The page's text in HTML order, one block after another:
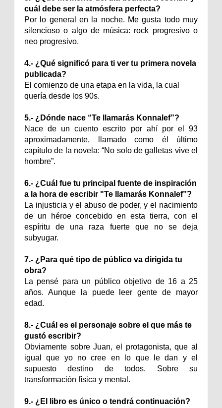
cuál debe ser la atmósfera perfecta?
Por lo general en la noche. Me gusta todo muy
silencioso o algo de música: rock progresivo o
neo progresivo.
4.- ¿Qué significó para ti ver tu primera novela
publicada?
El comienzo de una etapa en la vida, la cual
quería desde los 90s.
5.- ¿Dónde nace “Te llamarás Konnalef”?
Nace de un cuento escrito por ahí por el 93
aproximadamente, llamado como él último
capítulo de la novela: “No solo de galletas vive el
hombre”.
6.- ¿Cuál fue tu principal fuente de inspiración
a la hora de escribir "Te llamarás Konnalef”?
La injusticia y el abuso de poder, y el nacimiento
de un héroe concebido en esta tierra, con el
espíritu de una raza fuerte que no se deja
subyugar.
7.- ¿Para qué tipo de público va dirigida tu
obra?
La pensé para un público objetivo de 16 a 25
años. Aunque la puede leer gente de mayor
edad.
8.- ¿Cuál es el personaje sobre el que más te
gustó escribir?
Obviamente sobre Juan, el protagonista, que al
igual que yo no cree en lo que le dan y el
supuesto destino de todos. Sobre su
transformación física y mental.
9.- ¿El libro es único o tendrá continuación?